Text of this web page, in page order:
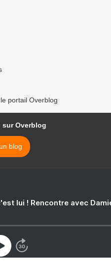
portail Overblog
sur Overblog
blog
lui ! Rencontre avec